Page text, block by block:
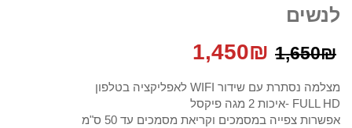
לנשים
1,650₪
המחיר
המקורי
היה:
1,450₪
הנוכחי
הוא:
מצלמה נסתרת עם שידור WIFI לאפליקציה בטלפון
FULL HD -איכות 2 מגה פיקסל
אפשרות צפייה במסמכים וקריאת מסמכים עד 50 ס"מ